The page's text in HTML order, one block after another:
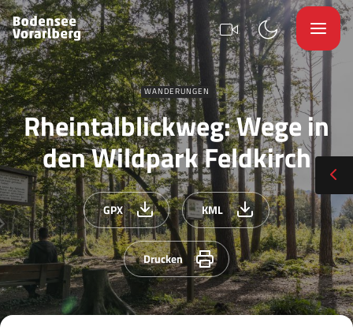
WANDERUNGEN
Rheintalblickweg: Wege in
den Wildpark Feldkirch
GPX KML
Drucken